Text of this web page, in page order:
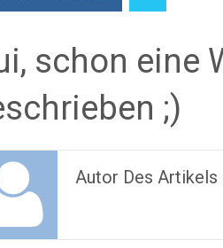
schon eine
;)
Autor Des Artikels